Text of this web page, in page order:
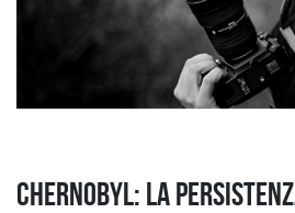
Chernobyl: la